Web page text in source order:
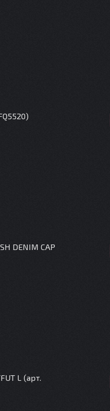
DENIM CAP
L (арт.